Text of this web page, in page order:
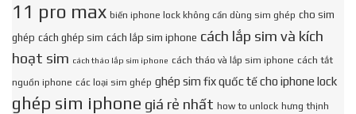
11 pro max biến iphone lock không cần dùng sim ghép cho sim
ghép cách ghép sim cách lắp sim iphone cách lắp sim và kích
hoạt sim cách tháo lắp sim iphone cách tháo và lắp sim iphone cách tắt
nguồn iphone các loại sim ghép ghép sim fix quốc tế cho iphone lock
ghép sim iphone giá rẻ nhất how to unlock hưng thịnh